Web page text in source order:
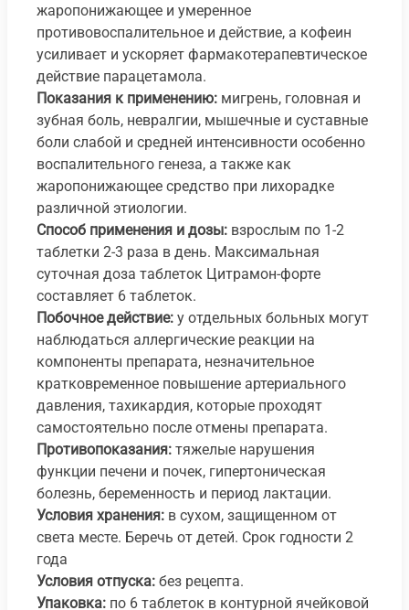
жаропонижающее и умеренное
противовоспалительное и действие, а кофеин
усиливает и ускоряет фармакотерапевтическое
действие парацетамола.
Показания к применению: мигрень, головная и
зубная боль, невралгии, мышечные и суставные
боли слабой и средней интенсивности особенно
воспалительного генеза, а также как
жаропонижающее средство при лихорадке
различной этиологии.
Способ применения и дозы: взрослым по 1-2
таблетки 2-3 раза в день. Максимальная
суточная доза таблеток Цитрамон-форте
составляет 6 таблеток.
Побочное действие: у отдельных больных могут
наблюдаться аллергические реакции на
компоненты препарата, незначительное
кратковременное повышение артериального
давления, тахикардия, которые проходят
самостоятельно после отмены препарата.
Противопоказания: тяжелые нарушения
функции печени и почек, гипертоническая
болезнь, беременность и период лактации.
Условия хранения: в сухом, защищенном от
света месте. Беречь от детей. Срок годности 2
года
Условия отпуска: без рецепта.
Упаковка: по 6 таблеток в контурной ячейковой